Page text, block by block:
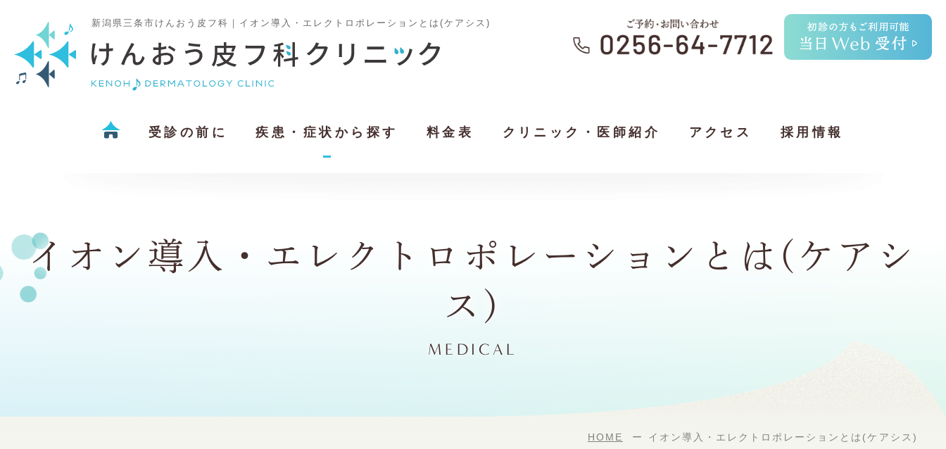
新潟県三条市けんおう皮フ科｜イオン導入・エレクトロポレーションとは(ケアシス)
受診の前に 疾患・症状から探す 料金表 クリニック・医師紹介 アクセス 採用情報
イオン導入・エレクトロポレーションとは(ケアシ
ス)
MEDICAL
HOME イオン導入・エレクトロポレーションとは(ケアシス)